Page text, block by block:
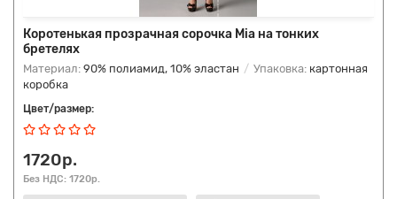
Коротенькая прозрачная сорочка Mia на тонких
бретелях
Материал: 90% полиамид, 10% эластан Упаковка: картонная
коробка
Цвет/размер:
1720р.
Без НДС: 1720р.